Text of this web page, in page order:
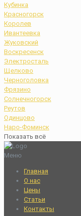
Кубинка
Красногорск
Королев
Ивантеевка
Жуковский
Воскресенск
Электросталь
Щелково
Черноголовка
Фрязино
Солнечногорск
Реутов
Одинцово
Наро-Фоминск
Показать всё
Меню
Главная
О нас
Цены
Статьи
Контакты